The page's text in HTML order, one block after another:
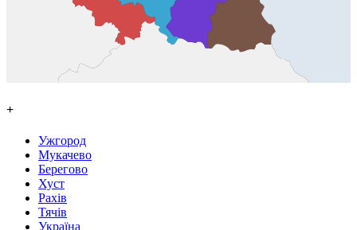
+
Ужгород
Мукачево
Берегово
Хуст
Рахів
Тячів
Україна